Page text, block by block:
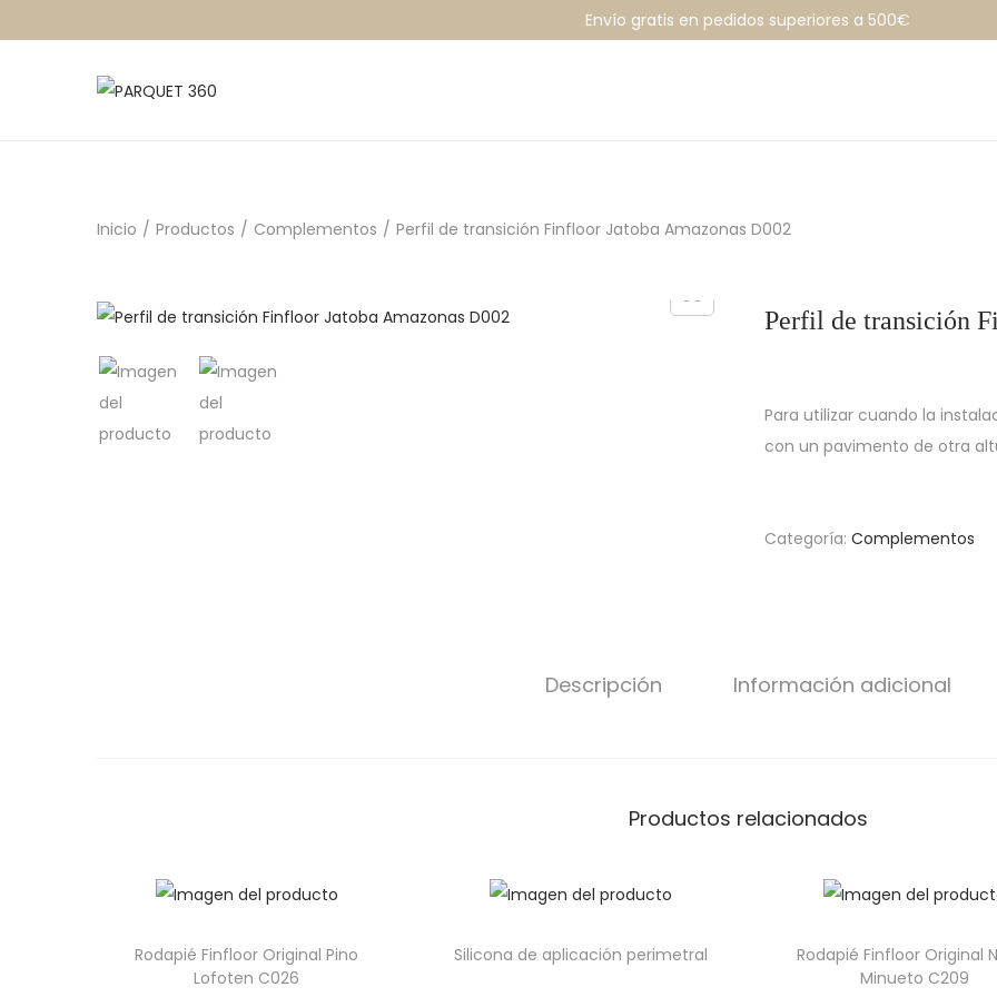
Envío gratis en pedidos superiores a 500€
Inicio / Productos / Complementos / Perfil de transición Finfloor Jatoba Amazonas D002
Perfil de transición
Para utilizar cuando la
con un pavimento de otra
Categoría: Complementos
Descripción Información adicional
Productos relacionados
Rodapié Finfloor Original Pino
Lofoten C026
Silicona de aplicación perimetral
Rodapié Finfloor Original
Minueto C209